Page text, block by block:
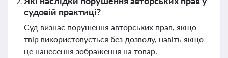
судовій практиці?
Суд визнає порушення авторських прав, якщо
твір використовується без дозволу, навіть якщо
це нанесення зображення на товар.